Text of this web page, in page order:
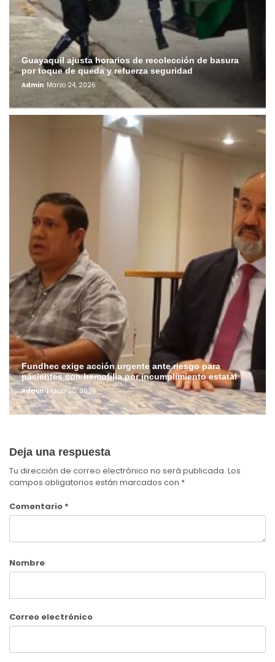
Guayaquil ajusta horarios de recolección de basura
por toque de queda y refuerza seguridad
Admin Marzo 24, 2026
Fundhec exige acción urgente ante riesgo para
pacientes con hemofilia por incumplimiento estatal
Admin Marzo 20, 2026
Deja una respuesta
Tu dirección de correo electrónico no será publicada. Los
campos obligatorios están marcados con *
Comentario *
Nombre
Correo electrónico